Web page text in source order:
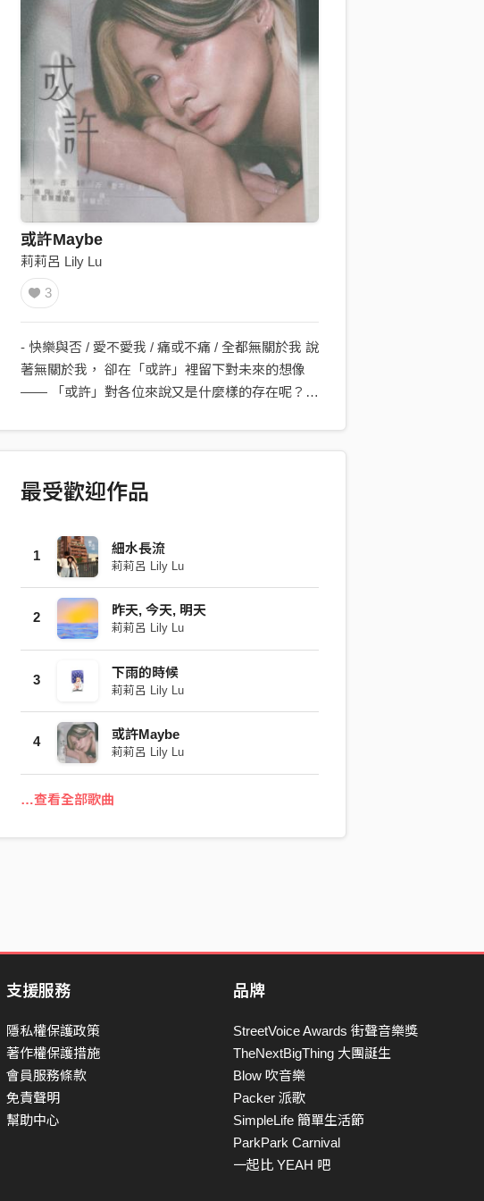
或許Maybe
莉莉呂 Lily Lu
3
- 快樂與否 / 愛不愛我 / 痛或不痛 / 全都無關於我 說
著無關於我， 卻在「或許」裡留下對未來的想像
—— 「或許」對各位來說又是什麼樣的存在呢？
最受歡迎作品
1 細水長流
莉莉呂 Lily Lu
2 昨天, 今天, 明天
莉莉呂 Lily Lu
3 下雨的時候
莉莉呂 Lily Lu
4 或許Maybe
莉莉呂 Lily Lu
…查看全部歌曲
支援服務
隱私權保護政策
著作權保護措施
會員服務條款
免責聲明
幫助中心
品牌
StreetVoice Awards 街聲音樂獎
TheNextBigThing 大團誕生
Blow 吹音樂
Packer 派歌
SimpleLife 簡單生活節
ParkPark Carnival
一起比 YEAH 吧